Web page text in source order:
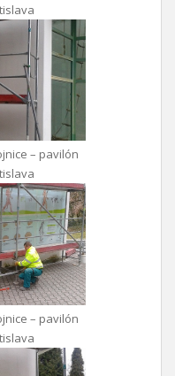
– pavilón
– pavilón